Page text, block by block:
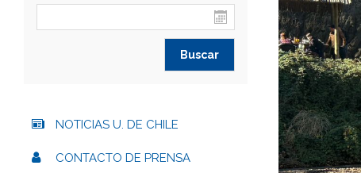
NOTICIAS U. DE CHILE
CONTACTO DE PRENSA